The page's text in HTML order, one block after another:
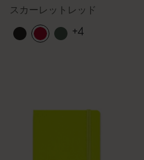
スカーレットレッド
+4